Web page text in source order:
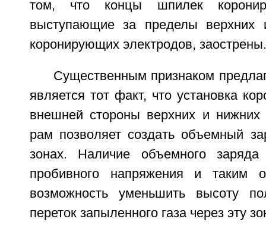
том, что концы шпилек
выступающие за пределы
коронирующих электродов, заострены.
Существенным признаком
является тот факт, что установка
внешней стороны верхних и нижних
рам позволяет создать объемный
зонах. Наличие объемного
пробивного напряжения и таким
возможность уменьшить высоту
переток запыленного газа через эту